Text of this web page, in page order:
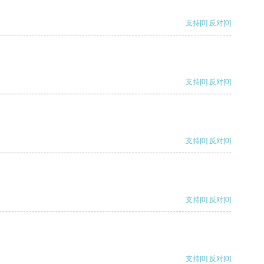
支持[0] 反对[0]
支持[0] 反对[0]
支持[0] 反对[0]
支持[0] 反对[0]
支持[0] 反对[0]